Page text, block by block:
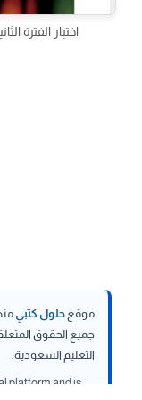
اختبار الفترة
موقع حلول كتبي
جميع الحقوق
التعليم السعودية.
platform and is